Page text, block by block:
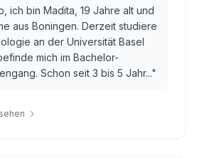
ich bin Madita, 19 Jahre alt und
aus Boningen. Derzeit studiere
an der Universität Basel
mich im Bachelor-
Schon seit 3 bis 5 Jahr..."